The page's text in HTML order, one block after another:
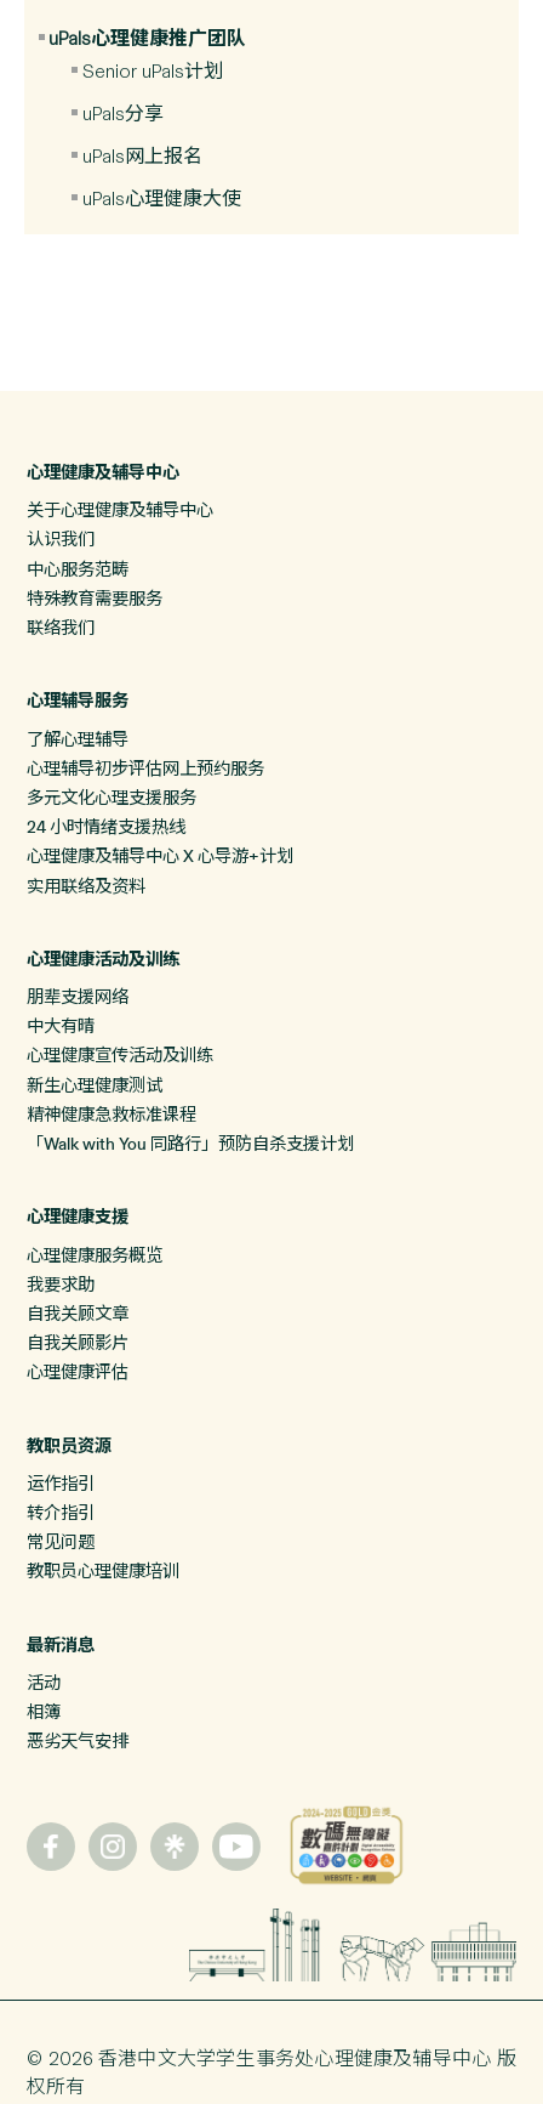
uPals心理健康推广团队
Senior uPals计划
uPals分享
uPals网上报名
uPals心理健康大使
心理健康及辅导中心
关于心理健康及辅导中心
认识我们
中心服务范畴
特殊教育需要服务
联络我们
心理辅导服务
了解心理辅导
心理辅导初步评估网上预约服务
多元文化心理支援服务
24 小时情绪支援热线
心理健康及辅导中心 X 心导游+计划
实用联络及资料
心理健康活动及训练
朋辈支援网络
中大有晴
心理健康宣传活动及训练
新生心理健康测试
精神健康急救标准课程
「Walk with You 同路行」预防自杀支援计划
心理健康支援
心理健康服务概览
我要求助
自我关顾文章
自我关顾影片
心理健康评估
教职员资源
运作指引
转介指引
常见问题
教职员心理健康培训
最新消息
活动
相簿
恶劣天气安排
© 2026 香港中文大学学生事务处心理健康及辅导中心 版
权所有